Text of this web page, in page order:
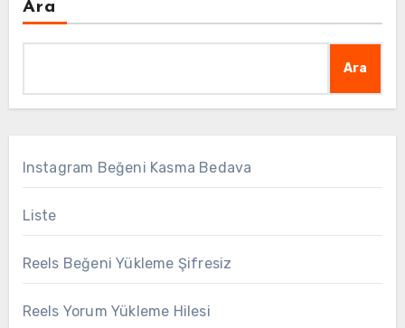
Ara
Ara
Instagram Beğeni Kasma Bedava
Liste
Reels Beğeni Yükleme Şifresiz
Reels Yorum Yükleme Hilesi